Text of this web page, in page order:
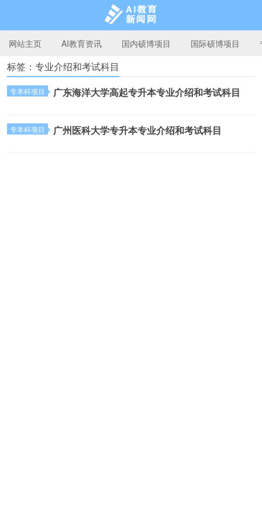
AI教育新闻网
网站主页 AI教育资讯 国内硕博项目 国际硕博项目
标签：专业介绍和考试科目
专本科项目 广东海洋大学高起专升本专业介绍和考试科目
专本科项目 广州医科大学专升本专业介绍和考试科目